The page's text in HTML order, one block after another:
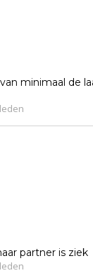
minimaal de
partner is ziek